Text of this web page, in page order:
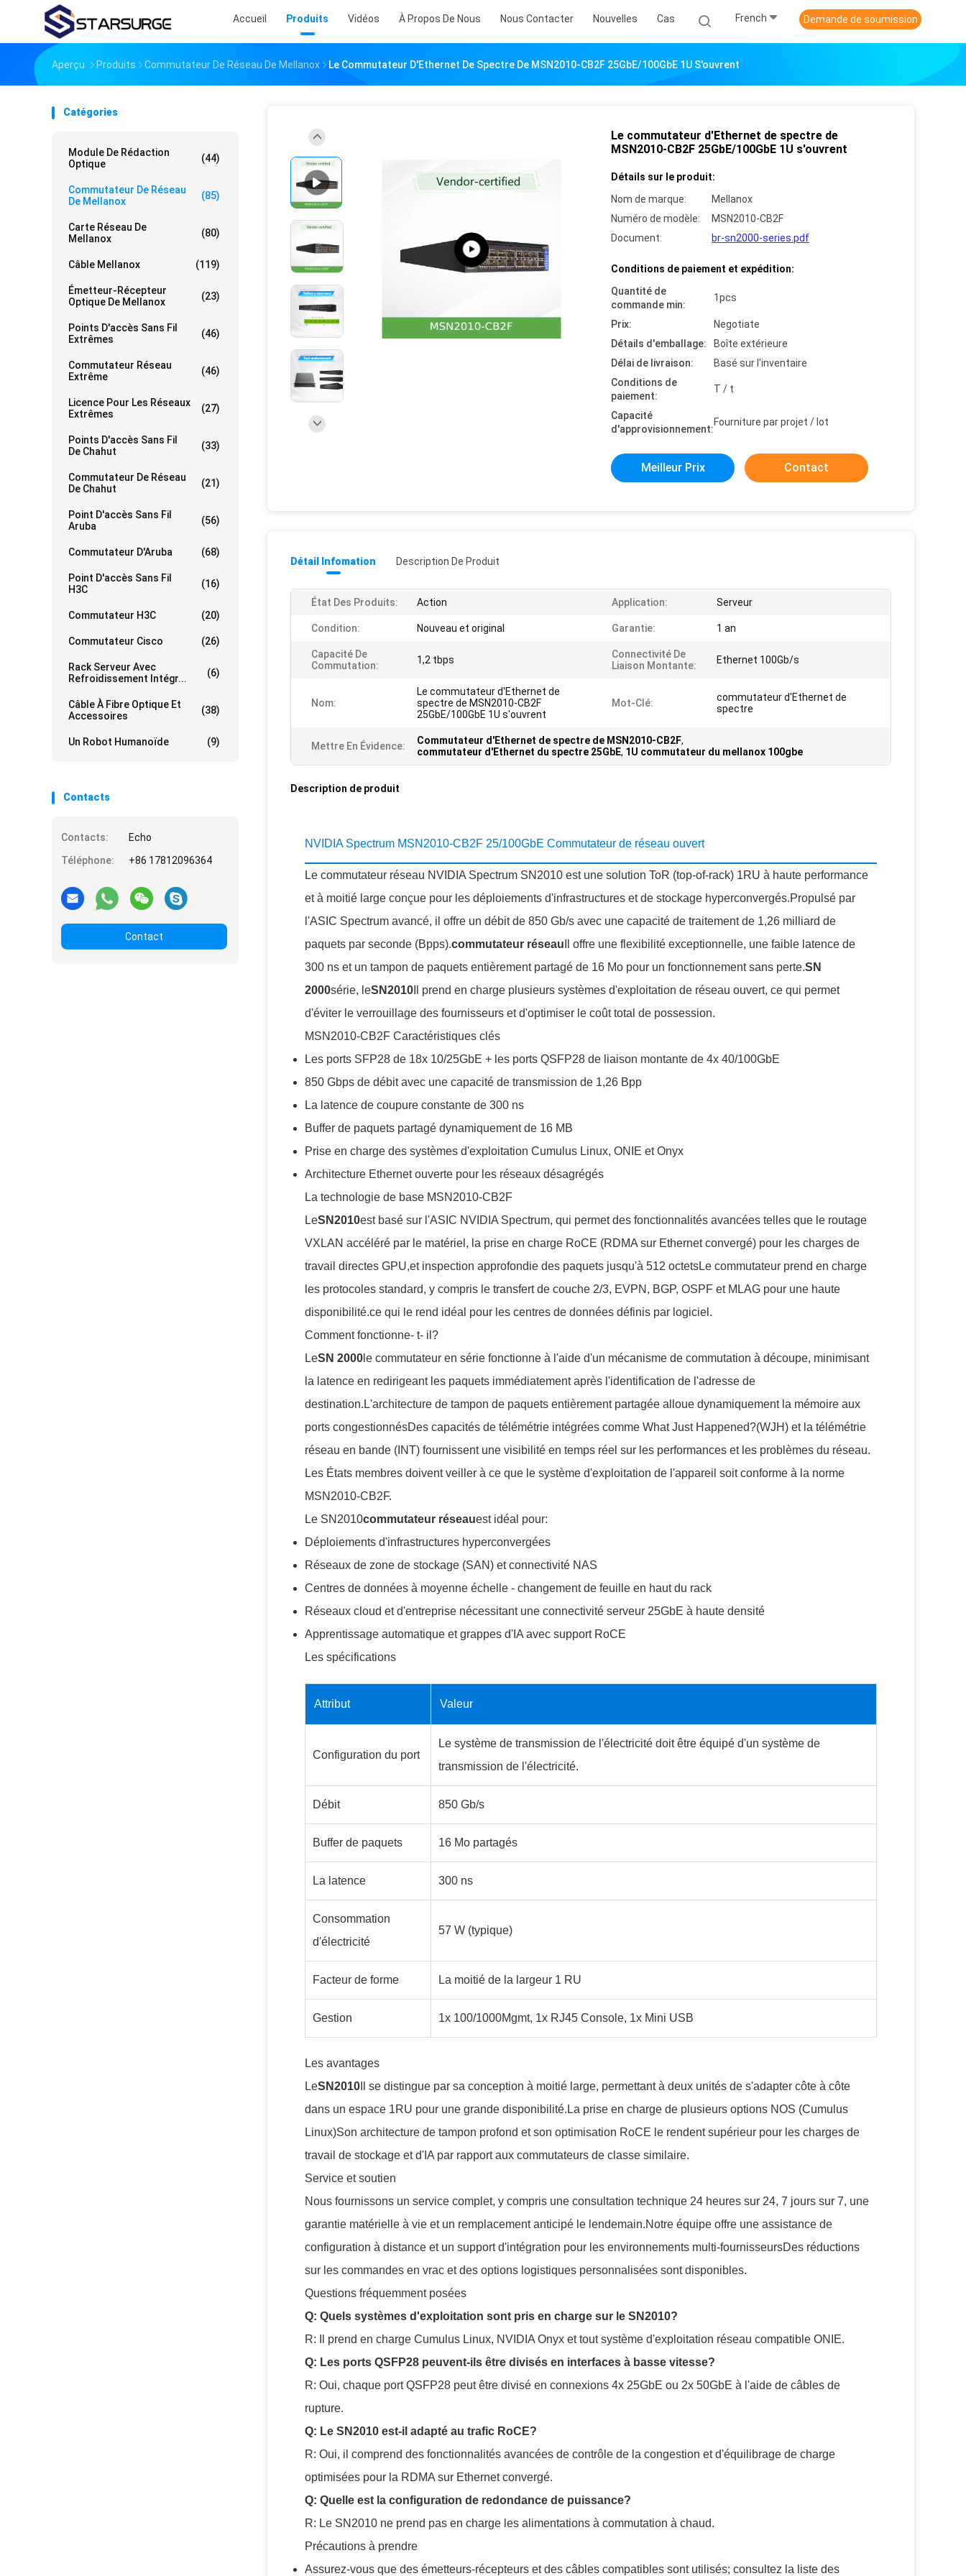
Accueil Produits Vidéos À Propos De Nous Nous Contacter Nouvelles Cas French Demande de soumission
Aperçu Produits Commutateur De Réseau De Mellanox Le Commutateur D'Ethernet De Spectre De MSN2010-CB2F 25GbE/100GbE 1U S'ouvrent
Catégories
Module De Rédaction
Optique
(44)
Commutateur De Réseau
De Mellanox
(85)
Carte Réseau De
Mellanox
(80)
Câble Mellanox (119)
Émetteur-Récepteur
Optique De Mellanox
(23)
Points D'accès Sans Fil
Extrêmes
(46)
Commutateur Réseau
Extrême
(46)
Licence Pour Les Réseaux
Extrêmes
(27)
Points D'accès Sans Fil
De Chahut
(33)
Commutateur De Réseau
De Chahut
(21)
Point D'accès Sans Fil
Aruba
(56)
Commutateur D'Aruba (68)
Point D'accès Sans Fil
H3C
(16)
Commutateur H3C (20)
Commutateur Cisco (26)
Rack Serveur Avec
Refroidissement Intégr...
(6)
Câble À Fibre Optique Et
Accessoires
(38)
Un Robot Humanoïde (9)
Contacts
Contacts:
Echo
Téléphone:
+86 17812096364
Contact
Le commutateur d'Ethernet de spectre de
MSN2010-CB2F 25GbE/100GbE 1U s'ouvrent
Détails sur le produit:
Nom de marque:
Mellanox
Numéro de modèle:
MSN2010-CB2F
Document:
br-sn2000-series.pdf
Conditions de paiement et expédition:
Quantité de
commande min:
1pcs
Prix:
Negotiate
Détails d'emballage:
Boîte extérieure
Délai de livraison:
Basé sur l'inventaire
Conditions de
paiement:
T / t
Capacité
d'approvisionnement:
Fourniture par projet / lot
Meilleur Prix Contact
Détail Infomation Description De Produit
État Des Produits: Action Application: Serveur
Condition: Nouveau et original Garantie: 1 an
Capacité De
Commutation:
1,2 tbps
Connectivité De
Liaison Montante:
Ethernet 100Gb/s
Nom:
Le commutateur d'Ethernet de
spectre de MSN2010-CB2F
25GbE/100GbE 1U s'ouvrent
Mot-Clé:
commutateur d'Ethernet de
spectre
Mettre En Évidence: Commutateur d'Ethernet de spectre de MSN2010-CB2F,
commutateur d'Ethernet du spectre 25GbE, 1U commutateur du mellanox 100gbe
Description de produit
NVIDIA Spectrum MSN2010-CB2F 25/100GbE Commutateur de réseau ouvert
Le commutateur réseau NVIDIA Spectrum SN2010 est une solution ToR (top-of-rack) 1RU à haute performance
et à moitié large conçue pour les déploiements d'infrastructures et de stockage hyperconvergés.Propulsé par
l'ASIC Spectrum avancé, il offre un débit de 850 Gb/s avec une capacité de traitement de 1,26 milliard de
paquets par seconde (Bpps).commutateur réseau Il offre une flexibilité exceptionnelle, une faible latence de
300 ns et un tampon de paquets entièrement partagé de 16 Mo pour un fonctionnement sans perte.SN
2000série, leSN2010 Il prend en charge plusieurs systèmes d'exploitation de réseau ouvert, ce qui permet
d'éviter le verrouillage des fournisseurs et d'optimiser le coût total de possession.
MSN2010-CB2F Caractéristiques clés
Les ports SFP28 de 18x 10/25GbE + les ports QSFP28 de liaison montante de 4x 40/100GbE
850 Gbps de débit avec une capacité de transmission de 1,26 Bpp
La latence de coupure constante de 300 ns
Buffer de paquets partagé dynamiquement de 16 MB
Prise en charge des systèmes d'exploitation Cumulus Linux, ONIE et Onyx
Architecture Ethernet ouverte pour les réseaux désagrégés
La technologie de base MSN2010-CB2F
LeSN2010est basé sur l'ASIC NVIDIA Spectrum, qui permet des fonctionnalités avancées telles que le routage
VXLAN accéléré par le matériel, la prise en charge RoCE (RDMA sur Ethernet convergé) pour les charges de
travail directes GPU,et inspection approfondie des paquets jusqu'à 512 octetsLe commutateur prend en charge
les protocoles standard, y compris le transfert de couche 2/3, EVPN, BGP, OSPF et MLAG pour une haute
disponibilité.ce qui le rend idéal pour les centres de données définis par logiciel.
Comment fonctionne- t- il?
LeSN 2000 le commutateur en série fonctionne à l'aide d'un mécanisme de commutation à découpe, minimisant
la latence en redirigeant les paquets immédiatement après l'identification de l'adresse de
destination.L'architecture de tampon de paquets entièrement partagée alloue dynamiquement la mémoire aux
ports congestionnésDes capacités de télémétrie intégrées comme What Just Happened?(WJH) et la télémétrie
réseau en bande (INT) fournissent une visibilité en temps réel sur les performances et les problèmes du réseau.
Les États membres doivent veiller à ce que le système d'exploitation de l'appareil soit conforme à la norme
MSN2010-CB2F.
Le SN2010commutateur réseauest idéal pour:
Déploiements d'infrastructures hyperconvergées
Réseaux de zone de stockage (SAN) et connectivité NAS
Centres de données à moyenne échelle - changement de feuille en haut du rack
Réseaux cloud et d'entreprise nécessitant une connectivité serveur 25GbE à haute densité
Apprentissage automatique et grappes d'IA avec support RoCE
Les spécifications
Attribut Valeur
Configuration du port
Le système de transmission de l'électricité doit être équipé d'un système de
transmission de l'électricité.
Débit 850 Gb/s
Buffer de paquets 16 Mo partagés
La latence 300 ns
Consommation
d'électricité
57 W (typique)
Facteur de forme La moitié de la largeur 1 RU
Gestion 1x 100/1000Mgmt, 1x RJ45 Console, 1x Mini USB
Les avantages
LeSN2010 Il se distingue par sa conception à moitié large, permettant à deux unités de s'adapter côte à côte
dans un espace 1RU pour une grande disponibilité.La prise en charge de plusieurs options NOS (Cumulus
Linux)Son architecture de tampon profond et son optimisation RoCE le rendent supérieur pour les charges de
travail de stockage et d'IA par rapport aux commutateurs de classe similaire.
Service et soutien
Nous fournissons un service complet, y compris une consultation technique 24 heures sur 24, 7 jours sur 7, une
garantie matérielle à vie et un remplacement anticipé le lendemain.Notre équipe offre une assistance de
configuration à distance et un support d'intégration pour les environnements multi-fournisseursDes réductions
sur les commandes en vrac et des options logistiques personnalisées sont disponibles.
Questions fréquemment posées
Q: Quels systèmes d'exploitation sont pris en charge sur le SN2010?
R: Il prend en charge Cumulus Linux, NVIDIA Onyx et tout système d'exploitation réseau compatible ONIE.
Q: Les ports QSFP28 peuvent-ils être divisés en interfaces à basse vitesse?
R: Oui, chaque port QSFP28 peut être divisé en connexions 4x 25GbE ou 2x 50GbE à l'aide de câbles de
rupture.
Q: Le SN2010 est-il adapté au trafic RoCE?
R: Oui, il comprend des fonctionnalités avancées de contrôle de la congestion et d'équilibrage de charge
optimisées pour la RDMA sur Ethernet convergé.
Q: Quelle est la configuration de redondance de puissance?
R: Le SN2010 ne prend pas en charge les alimentations à commutation à chaud.
Précautions à prendre
Assurez-vous que des émetteurs-récepteurs et des câbles compatibles sont utilisés; consultez la liste des